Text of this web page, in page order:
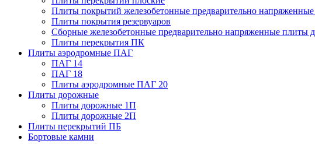
Плиты покрытий железобетонные предварительно
Плиты покрытия резервуаров
Сборные железобетонные предварительно напряженные
Плиты перекрытия ПК
Плиты аэродромные ПАГ
ПАГ 14
ПАГ 18
Плиты аэродромные ПАГ 20
Плиты дорожные
Плиты дорожные 1П
Плиты дорожные 2П
Плиты перекрытий ПБ
Бортовые камни